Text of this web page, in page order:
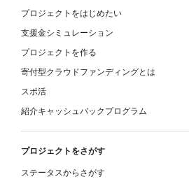
プロジェクトをはじめたい
支援金シミュレーション
プロジェクトを作る
寄付型クラウドファンディングとは
スポ活
紹介キャッシュバックプログラム
プロジェクトをさがす
ステータスからさがす